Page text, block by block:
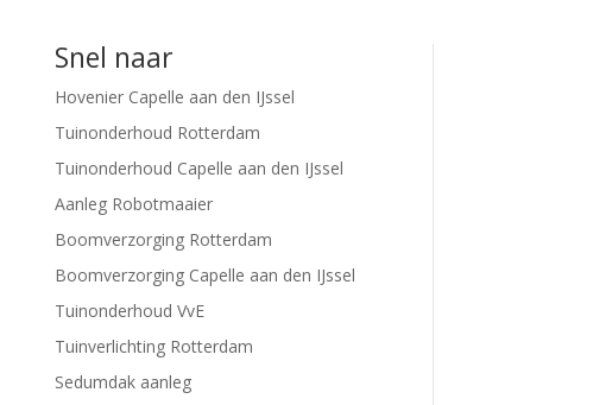
Snel naar
Hovenier Capelle aan den IJssel
Tuinonderhoud Rotterdam
Tuinonderhoud Capelle aan den IJssel
Aanleg Robotmaaier
Boomverzorging Rotterdam
Boomverzorging Capelle aan den IJssel
Tuinonderhoud VvE
Tuinverlichting Rotterdam
Sedumdak aanleg